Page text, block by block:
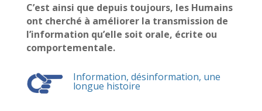
C’est ainsi que depuis toujours, les Humains
ont cherché à améliorer la transmission de
l’information qu’elle soit orale, écrite ou
comportementale.
Information, désinformation, une
longue histoire